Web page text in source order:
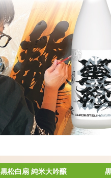
黒松白扇 純米大吟醸